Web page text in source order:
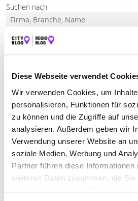
Diese Webseite verwendet
Wir verwenden Cookies, um
personalisieren, Funktionen für
zu können und die Zugriffe auf
analysieren. Außerdem geben wir
Verwendung unserer Website an
soziale Medien, Werbung und
Partner führen diese
weiteren Daten zusammen, die Sie
Suchen nach
Finden
ALLE HERGATZ LINDAU
Geschlossen - öffnet am Dienstag um
PFAU MOTORGERÄTE
HOLZER
Salzstraße 11| 88145 Hergatz